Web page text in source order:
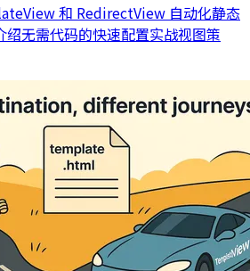
和 RedirectView 自动化静态
绍无需代码的快速配置实战视图策